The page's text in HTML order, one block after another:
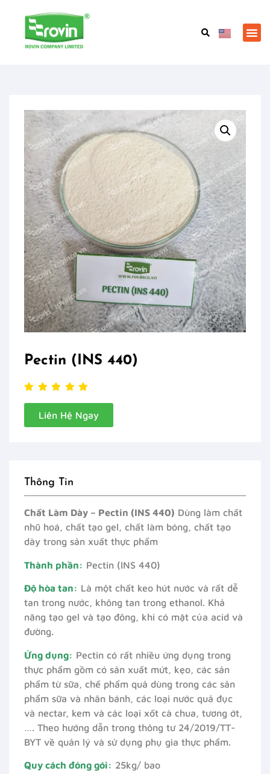
Pectin (INS 440)
Liên Hệ Ngay
Thông Tin
Chất Làm Dày – Pectin (INS 440) Dùng làm chất
nhũ hoá, chất tạo gel, chất làm bóng, chất tạo
dày trong sản xuất thực phẩm
Thành phần: Pectin (INS 440)
Độ hòa tan: Là một chất keo hút nước và rất dễ
tan trong nước, không tan trong ethanol. Khả
năng tạo gel và tạo đông, khi có mặt của acid và
đường.
Ứng dụng: Pectin có rất nhiều ứng dụng trong
thực phẩm gồm có sản xuất mứt, kẹo, các sản
phẩm từ sữa, chế phẩm quả dùng trong các sản
phẩm sữa và nhân bánh, các loại nước quả đục
và nectar, kem và các loại xốt cà chua, tương ớt,
…. Theo hướng dẫn trong thông tư 24/2019/TT-
BYT về quản lý và sử dụng phụ gia thực phẩm.
Quy cách đóng gói: 25kg/ bao